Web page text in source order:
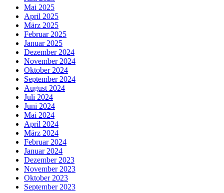
Mai 2025
April 2025
März 2025
Februar 2025
Januar 2025
Dezember 2024
November 2024
Oktober 2024
September 2024
August 2024
Juli 2024
Juni 2024
Mai 2024
April 2024
März 2024
Februar 2024
Januar 2024
Dezember 2023
November 2023
Oktober 2023
September 2023